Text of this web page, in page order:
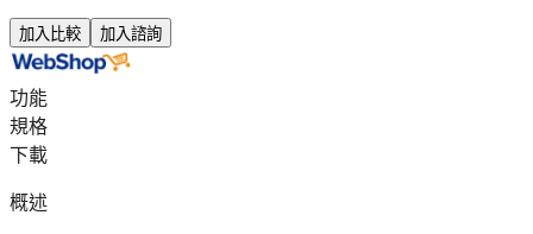
加入比較 加入諮詢
功能
規格
下載
概述